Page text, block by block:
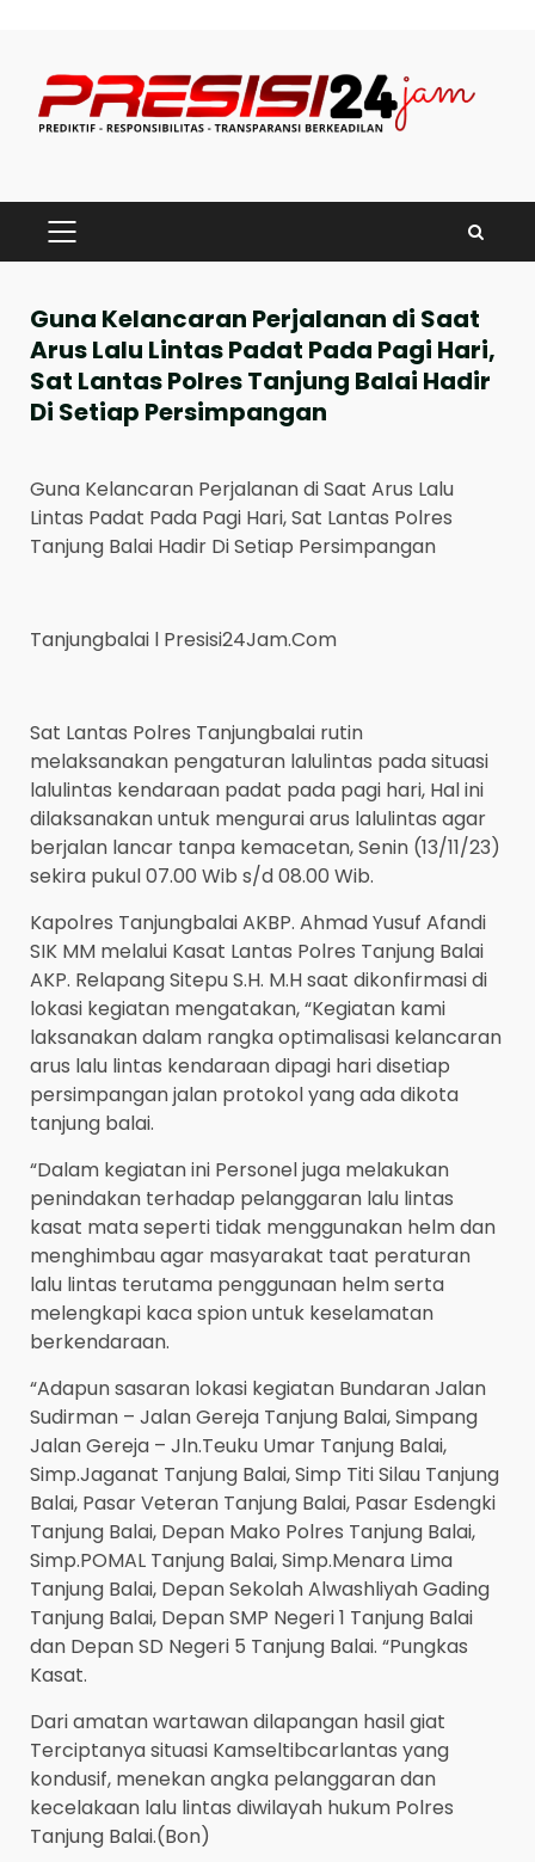
content
PRIMARY
MENU
Guna Kelancaran Perjalanan di Saat
Arus Lalu Lintas Padat Pada Pagi Hari,
Sat Lantas Polres Tanjung Balai Hadir
Di Setiap Persimpangan
Guna Kelancaran Perjalanan di Saat Arus Lalu
Lintas Padat Pada Pagi Hari, Sat Lantas Polres
Tanjung Balai Hadir Di Setiap Persimpangan
Tanjungbalai l Presisi24Jam.Com
Sat Lantas Polres Tanjungbalai rutin
melaksanakan pengaturan lalulintas pada situasi
lalulintas kendaraan padat pada pagi hari, Hal ini
dilaksanakan untuk mengurai arus lalulintas agar
berjalan lancar tanpa kemacetan, Senin (13/11/23)
sekira pukul 07.00 Wib s/d 08.00 Wib.
Kapolres Tanjungbalai AKBP. Ahmad Yusuf Afandi
SIK MM melalui Kasat Lantas Polres Tanjung Balai
AKP. Relapang Sitepu S.H. M.H saat dikonfirmasi di
lokasi kegiatan mengatakan, “Kegiatan kami
laksanakan dalam rangka optimalisasi kelancaran
arus lalu lintas kendaraan dipagi hari disetiap
persimpangan jalan protokol yang ada dikota
tanjung balai.
“Dalam kegiatan ini Personel juga melakukan
penindakan terhadap pelanggaran lalu lintas
kasat mata seperti tidak menggunakan helm dan
menghimbau agar masyarakat taat peraturan
lalu lintas terutama penggunaan helm serta
melengkapi kaca spion untuk keselamatan
berkendaraan.
“Adapun sasaran lokasi kegiatan Bundaran Jalan
Sudirman – Jalan Gereja Tanjung Balai, Simpang
Jalan Gereja – Jln.Teuku Umar Tanjung Balai,
Simp.Jaganat Tanjung Balai, Simp Titi Silau Tanjung
Balai, Pasar Veteran Tanjung Balai, Pasar Esdengki
Tanjung Balai, Depan Mako Polres Tanjung Balai,
Simp.POMAL Tanjung Balai, Simp.Menara Lima
Tanjung Balai, Depan Sekolah Alwashliyah Gading
Tanjung Balai, Depan SMP Negeri 1 Tanjung Balai
dan Depan SD Negeri 5 Tanjung Balai. “Pungkas
Kasat.
Dari amatan wartawan dilapangan hasil giat
Terciptanya situasi Kamseltibcarlantas yang
kondusif, menekan angka pelanggaran dan
kecelakaan lalu lintas diwilayah hukum Polres
Tanjung Balai.(Bon)